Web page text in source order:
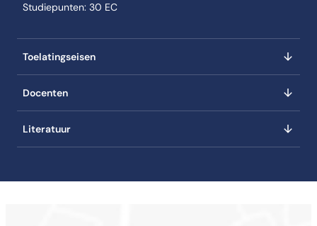
Studiepunten: 30 EC
Toelatingseisen
Docenten
Literatuur